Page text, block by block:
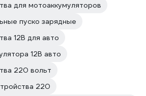
для мотоаккумуляторов
пуско зарядные
12В для авто
12В авто
220 вольт
220